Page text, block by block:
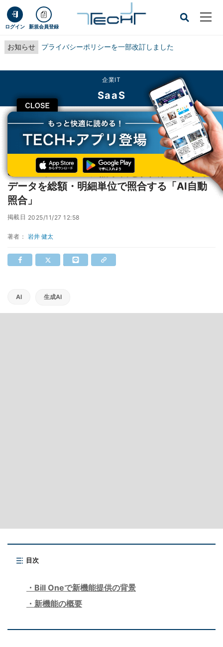
ログイン 新規会員登録
お知らせ プライバシーポリシーを一部改訂しました
CLOSE
企業IT
SaaS
TECH+ 企業IT
SaaS
Sansan、Bill Oneに請求書と仕入れに関するデータを総額・明細単位で照合す
Sansan、Bill Oneに請求書と仕入れに関する
データを総額・明細単位で照合する「AI自動
照合」
掲載日 2025/11/27 12:58
著者： 岩井 健太
AI 生成AI
目次
Bill Oneで新機能提供の背景
新機能の概要